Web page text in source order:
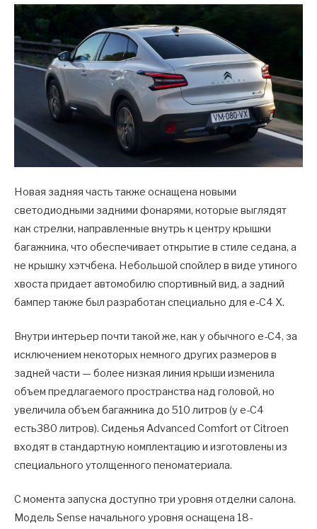
Новая задняя часть также оснащена новыми
светодиодными задними фонарями, которые выглядят
как стрелки, направленные внутрь к центру крышки
багажника, что обеспечивает открытие в стиле седана, а
не крышку хэтчбека. Небольшой спойлер в виде утиного
хвоста придает автомобилю спортивный вид, а задний
бампер также был разработан специально для e-C4 X.
Внутри интерьер почти такой же, как у обычного e-C4, за
исключением некоторых немного других размеров в
задней части — более низкая линия крыши изменила
объем предлагаемого пространства над головой, но
увеличила объем багажника до 510 литров (у e-C4
есть380 литров). Сиденья Advanced Comfort от Citroen
входят в стандартную комплектацию и изготовлены из
специального утолщенного пеноматериала.
С момента запуска доступно три уровня отделки салона.
Модель Sense начального уровня оснащена 18-